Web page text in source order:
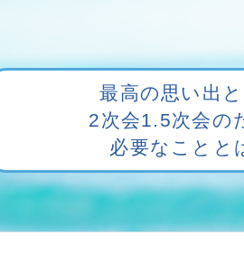
最高の思い出
2次会1.5次会の
必要なことと